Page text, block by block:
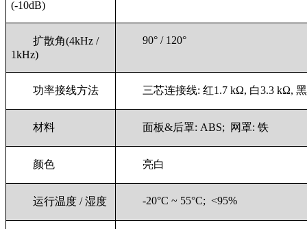
(-10dB)
扩散角(4kHz /
1kHz)
90° / 120°
功率接线方法 三芯连接线: 红1.7 kΩ, 白3.3 kΩ,
材料 面板&后罩: ABS; 网罩: 铁
颜色 亮白
运行温度 / 湿度 -20°C ~ 55°C; <95%